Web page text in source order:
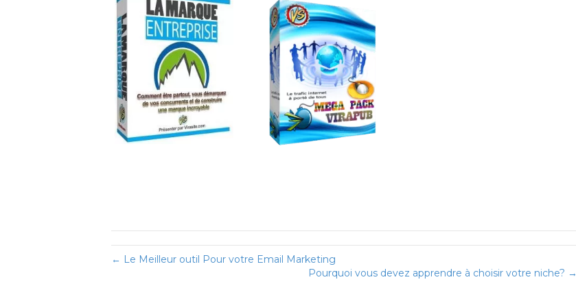
← Le Meilleur outil Pour votre Email Marketing
Pourquoi vous devez apprendre à choisir votre niche? →